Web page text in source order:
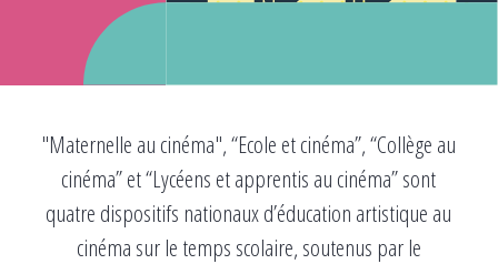
"Maternelle au cinéma", “Ecole et cinéma”, “Collège au
cinéma” et “Lycéens et apprentis au cinéma” sont
quatre dispositifs nationaux d’éducation artistique au
cinéma sur le temps scolaire, soutenus par le